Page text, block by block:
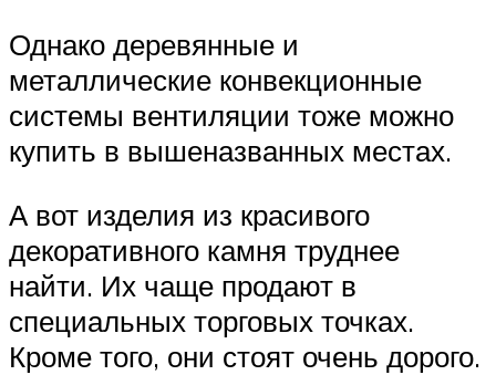
Однако деревянные и
металлические конвекционные
системы вентиляции тоже можно
купить в вышеназванных местах.
А вот изделия из красивого
декоративного камня труднее
найти. Их чаще продают в
специальных торговых точках.
Кроме того, они стоят очень дорого.